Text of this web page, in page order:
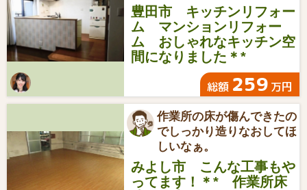
豊田市 キッチンリフォー
ム マンションリフォー
ム おしゃれなキッチン空
間になりました＊*
総額 259 万円
作業所の床が傷んできたの
でしっかり造りなおしてほ
しいなぁ。
みよし市 こんな工事もや
ってます！＊* 作業所床